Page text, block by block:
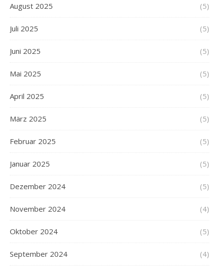
August 2025 (5)
Juli 2025 (5)
Juni 2025 (5)
Mai 2025 (5)
April 2025 (5)
März 2025 (5)
Februar 2025 (5)
Januar 2025 (5)
Dezember 2024 (5)
November 2024 (4)
Oktober 2024 (5)
September 2024 (4)